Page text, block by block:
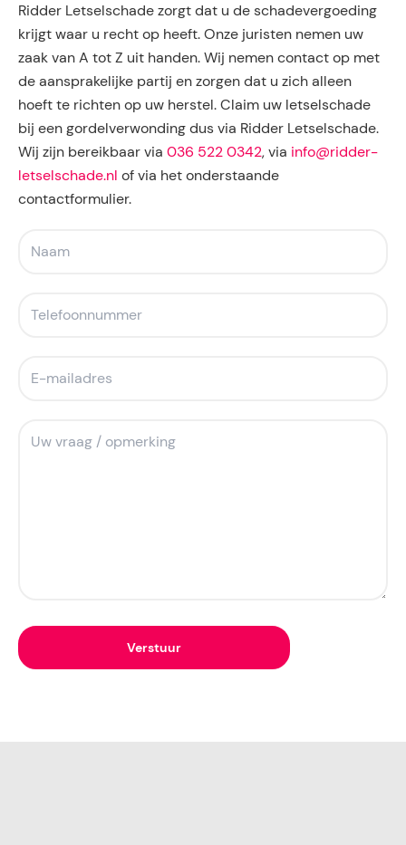
Ridder Letselschade zorgt dat u de schadevergoeding
krijgt waar u recht op heeft. Onze juristen nemen uw
zaak van A tot Z uit handen. Wij nemen contact op met
de aansprakelijke partij en zorgen dat u zich alleen
hoeft te richten op uw herstel. Claim uw letselschade
bij een gordelverwonding dus via Ridder Letselschade.
Wij zijn bereikbaar via 036 522 0342, via info@ridder-
letselschade.nl of via het onderstaande
contactformulier.